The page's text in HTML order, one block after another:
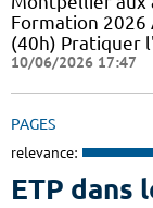
Formation 2026
(40h) Pratiquer
10/06/2026 17:47
PAGES
relevance:
ETP dans